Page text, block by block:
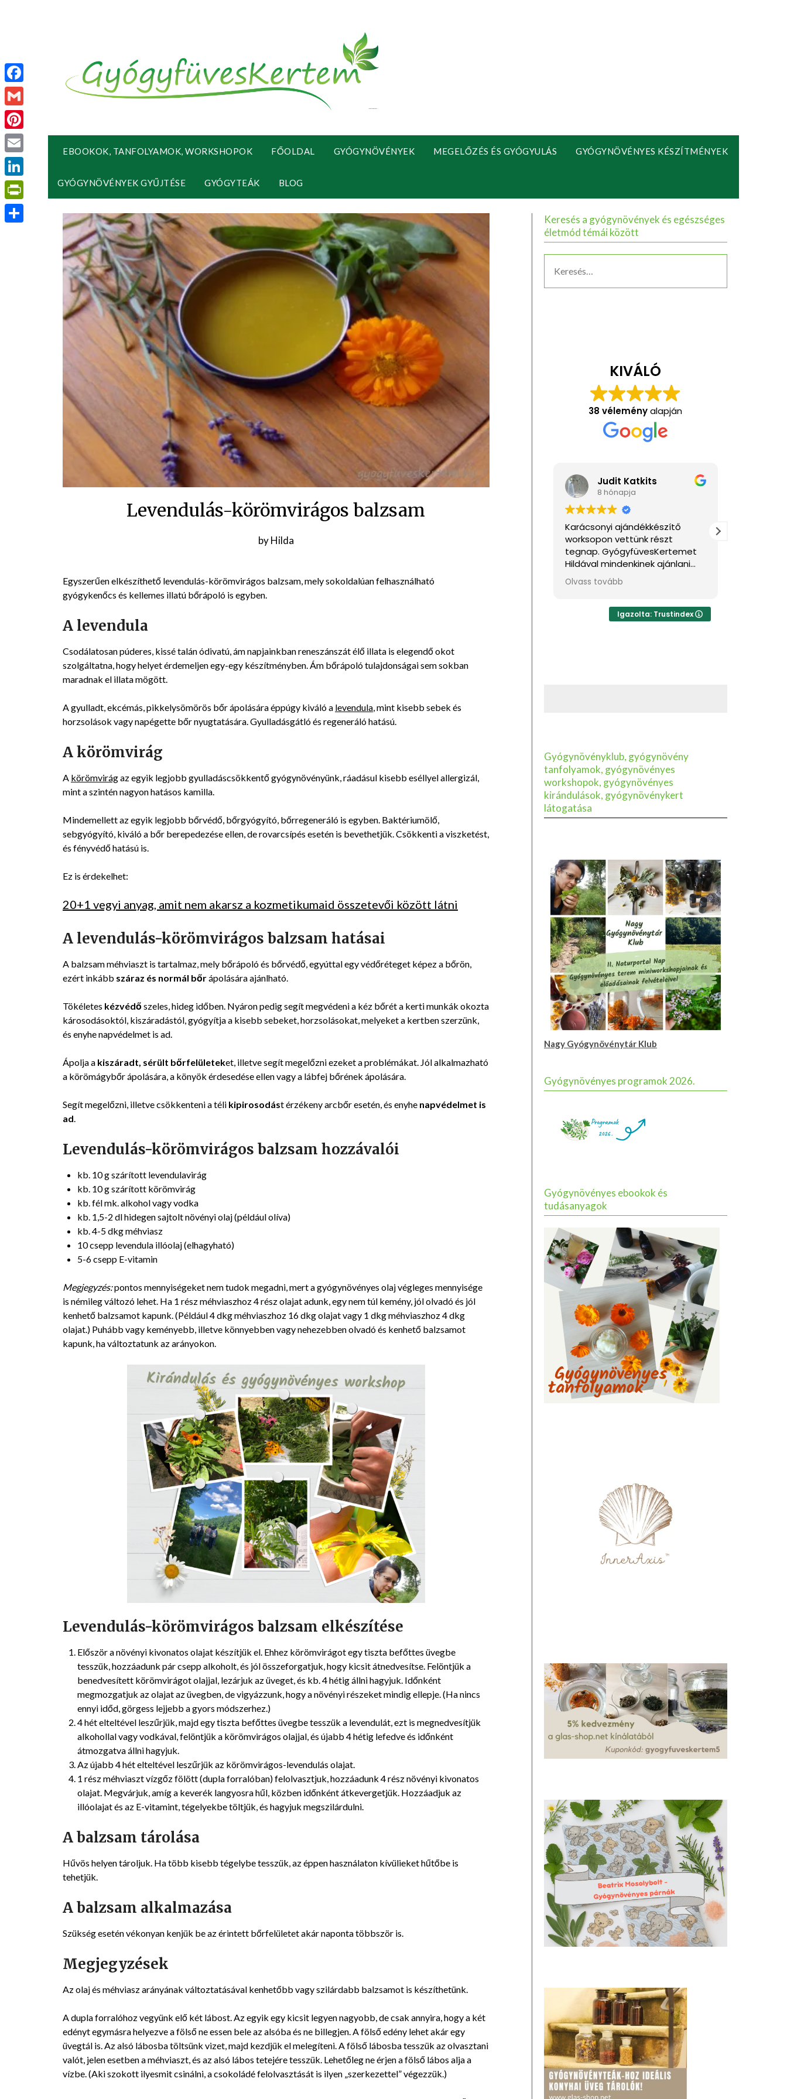
EBOOKOK, TANFOLYAMOK, WORKSHOPOK FŐOLDAL GYÓGYNÖVÉNYEK MEGELŐZÉS ÉS GYÓGYULÁS GYÓGYNÖVÉNYES KÉSZÍTMÉNYEK
GYÓGYNÖVÉNYEK GYŰJTÉSE GYÓGYTEÁK BLOG
Levendulás-körömvirágos balzsam
Posted
12-
byHilda
Egyszerűen elkészíthető levendulás-körömvirágos balzsam, mely sokoldalúan felhasználható
gyógykenőcs és kellemes illatú bőrápoló is egyben.
A levendula
Csodálatosan púderes, kissé talán ódivatú, ám napjainkban reneszánszát élő illata is elegendő okot
szolgáltatna, hogy helyet érdemeljen egy-egy készítményben. Ám bőrápoló tulajdonságai sem sokban
maradnak el illata mögött.
A gyulladt, ekcémás, pikkelysömörös bőr ápolására éppúgy kiváló a levendula, mint kisebb sebek és
horzsolások vagy napégette bőr nyugtatására. Gyulladásgátló és regeneráló hatású.
A körömvirág
A körömvirágaz egyik legjobb gyulladáscsökkentő gyógynövényünk, ráadásul kisebb eséllyel allergizál,
mint a szintén nagyon hatásos kamilla.
Mindemellett az egyik legjobb bőrvédő, bőrgyógyító, bőrregeneráló is egyben. Baktériumölő,
sebgyógyító, kiváló a bőr berepedezése ellen, de rovarcsípés esetén is bevethetjük. Csökkenti a viszketést,
és fényvédő hatású is.
Ez is érdekelhet:
20+1 vegyi anyag, amit nem akarsz a kozmetikumaid összetevői között látni
A levendulás-körömvirágos balzsam hatásai
A balzsam méhviaszt is tartalmaz, mely bőrápoló és bőrvédő, egyúttal egy védőréteget képez a bőrön,
ezért inkább száraz és normál bőrápolására ajánlható.
Tökéletes kézvédő szeles, hideg időben. Nyáron pedig segít megvédeni a kéz bőrét a kerti munkák okozta
károsodásoktól, kiszáradástól, gyógyítja a kisebb sebeket, horzsolásokat, melyeket a kertben szerzünk,
és enyhe napvédelmet is ad.
Ápolja a kiszáradt, sérült bőrfelületeket, illetve segít megelőzni ezeket a problémákat. Jól alkalmazható
a körömágybőr ápolására, a könyök érdesedése ellen vagy a lábfej bőrének ápolására.
Segít megelőzni, illetve csökkenteni a téli kipirosodást érzékeny arcbőr esetén, és enyhe napvédelmet is
ad.
Levendulás-körömvirágos balzsam hozzávalói
kb. 10 g szárított levendulavirág
kb. 10 g szárított körömvirág
kb. fél mk. alkohol vagy vodka
kb. 1,5-2 dl hidegen sajtolt növényi olaj (például olíva)
kb. 4-5 dkg méhviasz
10 csepp levendula illóolaj (elhagyható)
5-6 csepp E-vitamin
Megjegyzés:pontos mennyiségeket nem tudok megadni, mert a gyógynövényes olaj végleges mennyisége
is némileg változó lehet. Ha 1 rész méhviaszhoz 4 rész olajat adunk, egy nem túl kemény, jól olvadó és jól
kenhető balzsamot kapunk. (Például 4 dkg méhviaszhoz 16 dkg olajat vagy 1 dkg méhviaszhoz 4 dkg
olajat.) Puhább vagy keményebb, illetve könnyebben vagy nehezebben olvadó és kenhető balzsamot
kapunk, ha változtatunk az arányokon.
Levendulás-körömvirágos balzsam elkészítése
Először a növényi kivonatos olajat készítjük el. Ehhez körömvirágot egy tiszta befőttes üvegbe
tesszük, hozzáadunk pár csepp alkoholt, és jól összeforgatjuk, hogy kicsit átnedvesítse. Felöntjük a
benedvesített körömvirágot olajjal, lezárjuk az üveget, és kb. 4 hétig állni hagyjuk. Időnként
megmozgatjuk az olajat az üvegben, de vigyázzunk, hogy a növényi részeket mindig ellepje. (Ha nincs
ennyi időd, görgess lejjebb a gyors módszerhez.)
4 hét elteltével leszűrjük, majd egy tiszta befőttes üvegbe tesszük a levendulát, ezt is megnedvesítjük
alkohollal vagy vodkával, felöntjük a körömvirágos olajjal, és újabb 4 hétig lefedve és időnként
átmozgatva állni hagyjuk.
Az újabb 4 hét elteltével leszűrjük az körömvirágos-levendulás olajat.
1 rész méhviaszt vízgőz fölött (dupla forralóban) felolvasztjuk, hozzáadunk 4 rész növényi kivonatos
olajat. Megvárjuk, amíg a keverék langyosra hűl, közben időnként átkevergetjük. Hozzáadjuk az
illóolajat és az E-vitamint, tégelyekbe töltjük, és hagyjuk megszilárdulni.
A balzsam tárolása
Hűvös helyen tároljuk. Ha több kisebb tégelybe tesszük, az éppen használaton kívülieket hűtőbe is
tehetjük.
A balzsam alkalmazása
Szükség esetén vékonyan kenjük be az érintett bőrfelületet akár naponta többször is.
Megjegyzések
Az olaj és méhviasz arányának változtatásával kenhetőbb vagy szilárdabb balzsamot is készíthetünk.
A dupla forralóhoz vegyünk elő két lábost. Az egyik egy kicsit legyen nagyobb, de csak annyira, hogy a két
edényt egymásra helyezve a fölső ne essen bele az alsóba és ne billegjen. A fölső edény lehet akár egy
üvegtál is. Az alsó lábosba töltsünk vizet, majd kezdjük el melegíteni. A fölső lábosba tesszük az olvasztani
valót, jelen esetben a méhviaszt, és az alsó lábos tetejére tesszük. Lehetőleg ne érjen a fölső lábos alja a
vízbe. (Aki szokott ilyesmit csinálni, a csokoládé felolvasztását is ilyen „szerkezettel” végezzük.)
Keresés a gyógynövények és egészséges
életmód témái között
KIVÁLÓ
38 véleményalapján
Judit Katkits
8 hónapja
Karácsonyi ajándékkészítő
worksopon vettünk részt
tegnap. GyógyfüvesKertemet
Hildával mindenkinek ajánlani
tudom, ha feltöltődésre,
egyben tudásra vágyik kellemes
több csillagot adni, akkor azt
Anita Kis
Nagyon jól éreztem
Sok hasznos információval
Igazolta: Trustindex
Gyógynövényklub, gyógynövény
tanfolyamok, gyógynövényes
workshopok, gyógynövényes
kirándulások, gyógynövénykert
látogatása
Nagy Gyógynövénytár Klub
Gyógynövényes programok 2026.
Gyógynövényes ebookok és
tudásanyagok
Facebook
Gmail
Pinterest
Email
LinkedIn
PrintFriendly